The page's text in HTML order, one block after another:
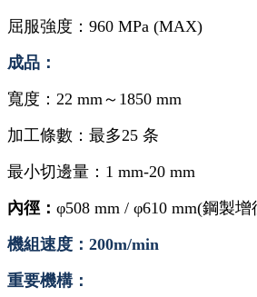
屈服強度： 960 MPa (MAX)
成品：
寬度： 22 mm～1850 mm
加工條數： 最多25 条
最小切邊量 ： 1 mm-20 mm
內徑 ： φ508 mm / φ610 mm(鋼製增
機組速度： 200m/min
重要機構：